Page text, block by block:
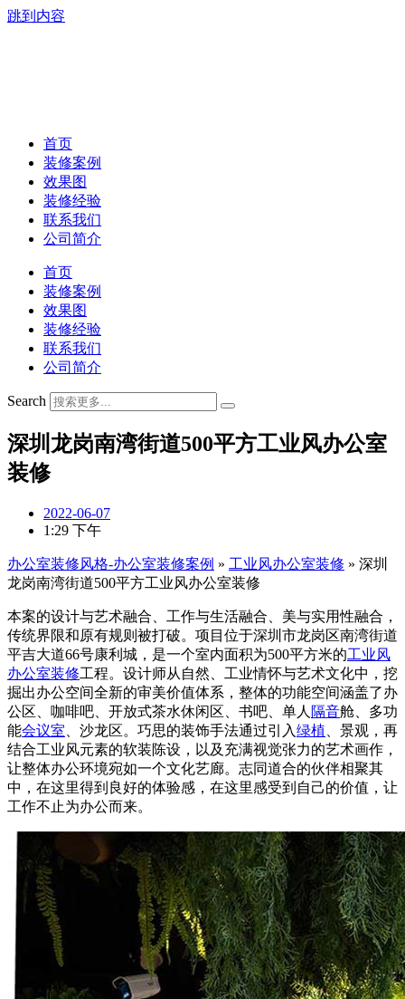
跳到内容
首页
装修案例
效果图
装修经验
联系我们
公司简介
首页
装修案例
效果图
装修经验
联系我们
公司简介
Search
深圳龙岗南湾街道500平方工业风办公室
装修
2022-06-07
1:29 下午
办公室装修风格-办公室装修案例 » 工业风办公室装修 » 深圳
龙岗南湾街道500平方工业风办公室装修
本案的设计与艺术融合、工作与生活融合、美与实用性融合，
传统界限和原有规则被打破。项目位于深圳市龙岗区南湾街道
平吉大道66号康利城，是一个室内面积为500平方米的工业风
办公室装修工程。设计师从自然、工业情怀与艺术文化中，挖
掘出办公空间全新的审美价值体系，整体的功能空间涵盖了办
公区、咖啡吧、开放式茶水休闲区、书吧、单人 隔音舱、多功
能会议室 、沙龙区。巧思的装饰手法通过引入绿植 、景观，再
结合工业风元素的软装陈设，以及充满视觉张力的艺术画作，
让整体办公环境宛如一个文化艺廊。志同道合的伙伴相聚其
中，在这里得到良好的体验感，在这里感受到自己的价值，让
工作不止为办公而来。